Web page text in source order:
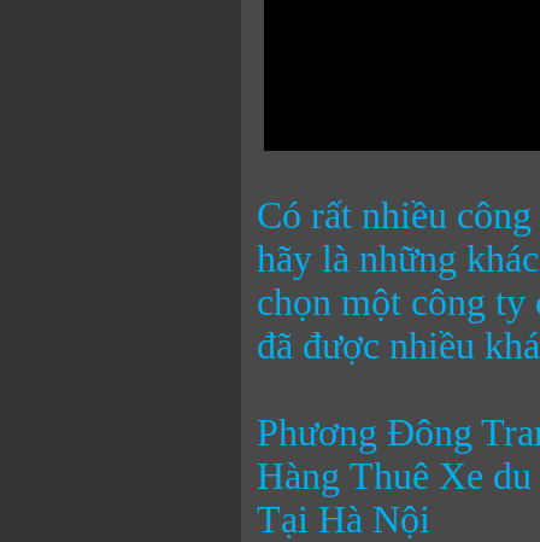
Có rất nhiều
hãy là những
chọn một công ty
đã được nhiều
Phương Đông
Hàng Thuê Xe
Tại Hà Nội